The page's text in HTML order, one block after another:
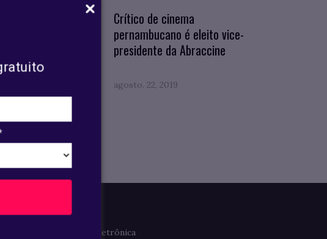
Crítico de cinema
pernambucano é eleito vice-
presidente da Abraccine
agosto. 22, 2019
Imprensa
Clipagem Eletrônica